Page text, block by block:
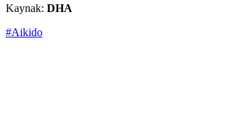
Kaynak: DHA
#Aikido